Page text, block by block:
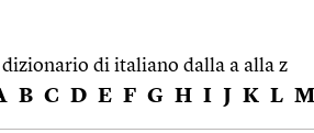
di italiano dalla a alla z
B C D E F G H I J K L M